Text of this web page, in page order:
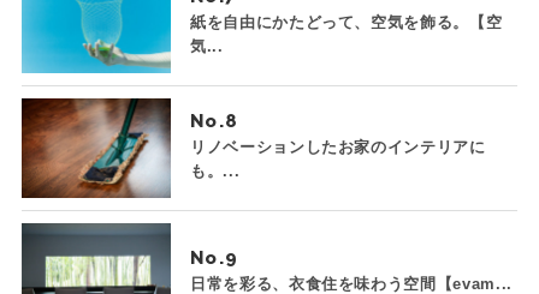
紙を自由にかたどって、空気を飾る。【空
気...
No.
リノベーションしたお家のインテリアに
も。...
No.
日常を彩る、衣食住を味わう空間【evam...